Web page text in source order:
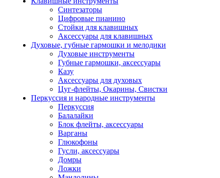
Синтезаторы
Цифровые пианино
Стойки для клавишных
Аксессуары для клавишных
Духовые, губные гармошки и мелодики
Духовые инструменты
Губные гармошки, аксессуары
Казу
Аксессуары для духовых
Цуг-флейты, Окарины, Свистки
Перкуссия и народные инструменты
Перкуссия
Балалайки
Блок флейты, аксессуары
Варганы
Глюкофоны
Гусли, аксессуары
Домры
Ложки